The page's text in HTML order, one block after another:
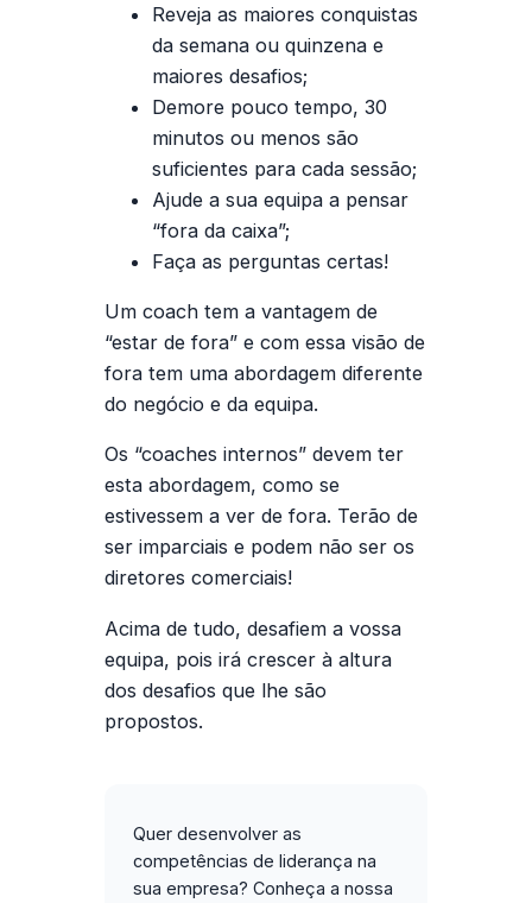
Reveja as maiores conquistas
da semana ou quinzena e
maiores desafios;
Demore pouco tempo, 30
minutos ou menos são
suficientes para cada sessão;
Ajude a sua equipa a pensar
“fora da caixa”;
Faça as perguntas certas!
Um coach tem a vantagem de
“estar de fora” e com essa visão de
fora tem uma abordagem diferente
do negócio e da equipa.
Os “coaches internos” devem ter
esta abordagem, como se
estivessem a ver de fora. Terão de
ser imparciais e podem não ser os
diretores comerciais!
Acima de tudo, desafiem a vossa
equipa, pois irá crescer à altura
dos desafios que lhe são
propostos.
Quer desenvolver as
competências de liderança na
sua empresa? Conheça a nossa